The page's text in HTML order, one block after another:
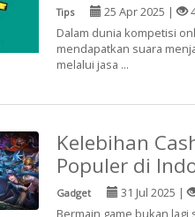
Tips 25 Apr 2025 |
Dalam dunia kompetisi
mendapatkan suara
melalui jasa ...
Kelebihan
Populer di
Gadget 31 Jul 2025 |
Bermain game bukan